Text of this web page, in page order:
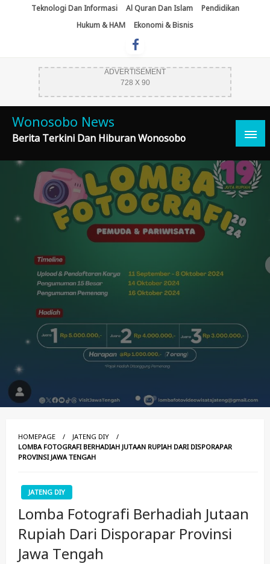
Teknologi Dan Informasi Al Quran Dan Islam
Pendidikan
Hukum & HAM
Ekonomi & Bisnis
ADVERTISEMENT
728 X 90
Wonosobo News
Berita Terkini Dan Hiburan Wonosobo
HOMEPAGE
JATENG DIY
LOMBA FOTOGRAFI BERHADIAH JUTAAN RUPIAH DARI DISPORAPAR
PROVINSI JAWA TENGAH
JATENG DIY
Lomba Fotografi Berhadiah Jutaan
Rupiah Dari Disporapar Provinsi
Jawa Tengah